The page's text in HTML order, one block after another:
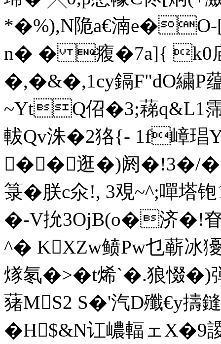
*�%),N陒a€湳e�O-[
n� � 癁�7a]{ k0庙
�,�&�,1cy鎘F"dO繍P蕴
~YtQ佋�3;蕛q&L1霈
軷Qv洙�2狢{- 1f嶂
��逛�)阏�!3�/
箓�朕c氽!, 3覌~^;嘽
�-V抁3OjB(o�济�!眘.
^� KXZw鲼Pw乜蕲冰
煫氡�>�t烯`�.狼惙�)
蕏MS2 S�'汽D殲€y擣
�H$&N讧嶩輻ェX�9